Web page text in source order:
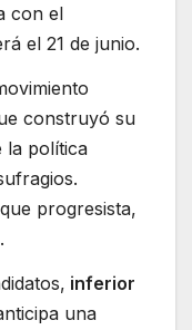
con el
el 21 de junio.
construyó su
la política
progresista,
inferior
una